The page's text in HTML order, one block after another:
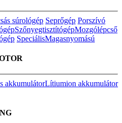
súrológép Seprőgép Porszívó
SzőnyegtisztítógépMozgólépcső
SpeciálisMagasnyomású
akkumulátorLítiumion akkumulátor